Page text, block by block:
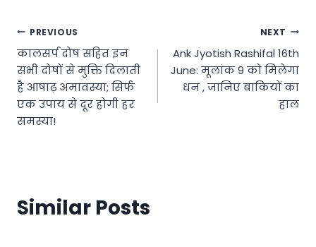
Post
navigation
PREVIOUS
कालसर्प दोष सहित इन
सभी दोषों से मुक्ति दिलाती
है आषाढ़ अमावस्या; सिर्फ
एक उपाय से दूर होगी हर
समस्या!
NEXT
Ank Jyotish Rashifal 16th
June: मूलांक 9 को मिलेगा
धन , जानिए बाकियों का
हाल
Similar Posts